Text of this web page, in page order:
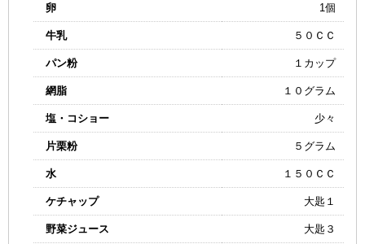
卵 1個
牛乳 ５０ＣＣ
パン粉 １カップ
網脂 １０グラム
塩・コショー 少々
片栗粉 ５グラム
水 １５０ＣＣ
ケチャップ 大匙１
野菜ジュース 大匙３